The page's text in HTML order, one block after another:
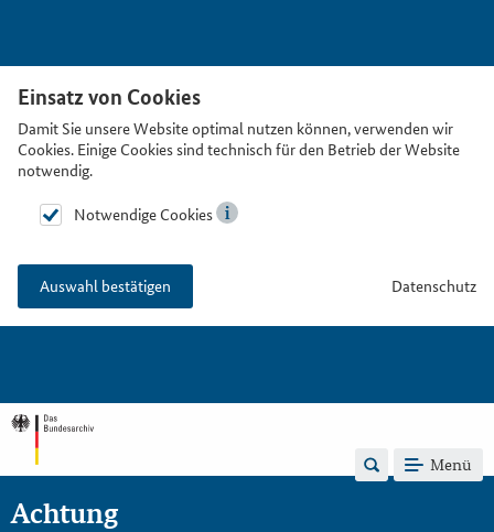
Einsatz von Cookies
Damit Sie unsere Website optimal nutzen können, verwenden wir
Cookies. Einige Cookies sind technisch für den Betrieb der Website
notwendig.
Notwendige Cookies
Auswahl bestätigen Datenschutz
Menü
Achtung